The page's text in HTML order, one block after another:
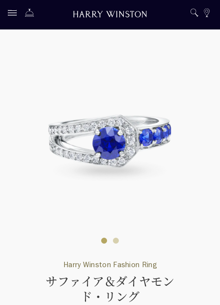
Harry Winston Fashion Ring
サファイア＆ダイヤモン
ド・リング